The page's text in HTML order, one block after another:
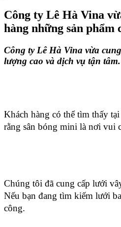
Công ty Lê Hà Vina
hàng những sản phẩm
Công ty Lê Hà Vina vừa
lượng cao và dịch vụ tận tâm.
Khách hàng có thể tìm thấy
rằng sân bóng mini là nơi vui
Chúng tôi đã cung cấp lưới
Nếu bạn đang tìm kiếm lưới
công.